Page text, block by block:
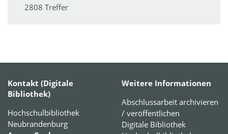
2808 Treffer
Kontakt (Digitale
Bibliothek)
Hochschulbibliothek
Neubrandenburg
Weitere Informationen
Abschlussarbeit archivieren
/ veröffentlichen
Digitale Bibliothek